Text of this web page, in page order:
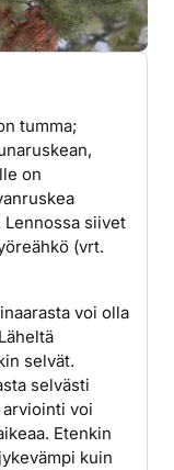
tumma;
on
siivet
(vrt.
voi olla
selvät.
selvästi
arviointi voi
Etenkin
kuin